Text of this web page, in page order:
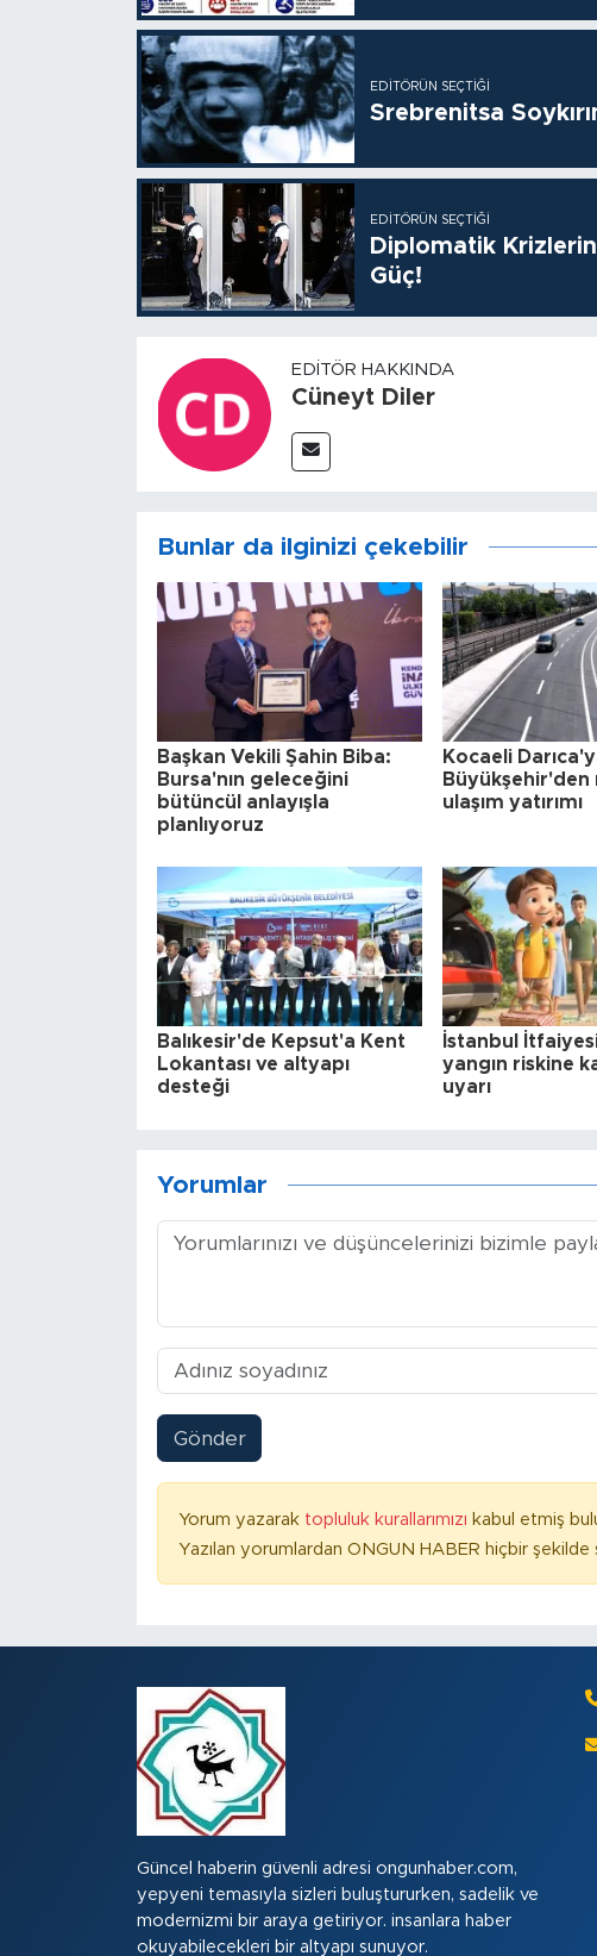
EDITÖRÜN SEÇTIĞI
Srebrenitsa
EDITÖRÜN SEÇTIĞI
Diplomatik
Güç!
EDITÖR HAKKINDA
Cüneyt Diler
Bunlar da ilginizi çekebilir
Başkan Vekili Şahin Biba:
Bursa'nın geleceğini
bütüncül anlayışla
planlıyoruz
Kocaeli
Büyükşehir'den
ulaşım yatırımı
Balıkesir'de Kepsut'a Kent
Lokantası ve altyapı
desteği
İstanbul
yangın riskine
uyarı
Yorumlar
Gönder
Yorum yazarak topluluk kurallarımızı kabul etmiş
Yazılan yorumlardan ONGUN HABER hiçbir
Güncel haberin güvenli adresi ongunhaber.com,
yepyeni temasıyla sizleri buluştururken, sadelik ve
modernizmi bir araya getiriyor. insanlara haber
okuyabilecekleri bir altyapı sunuyor.